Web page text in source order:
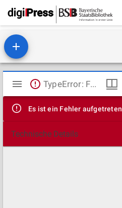
Mirador
Viewer
TypeError: Failed to fetch
Es ist ein Fehler aufgetreten
Technische Details